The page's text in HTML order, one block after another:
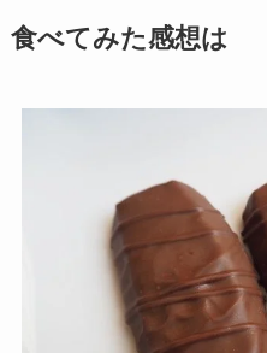
食べてみた感想は